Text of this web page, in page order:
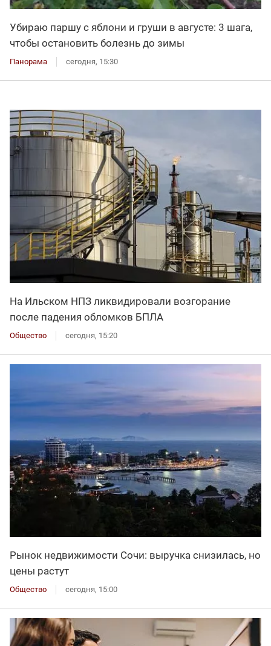
Убираю паршу с яблони и груши в августе: 3 шага,
чтобы остановить болезнь до зимы
Панорама сегодня, 15:30
На Ильском НПЗ ликвидировали возгорание
после падения обломков БПЛА
Общество сегодня, 15:20
Рынок недвижимости Сочи: выручка снизилась, но
цены растут
Общество сегодня, 15:00